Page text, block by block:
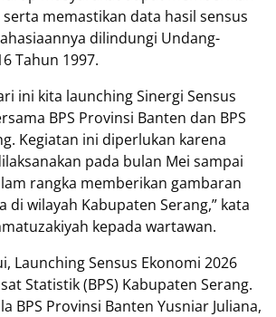
memastikan data hasil sensus
dilindungi Undang-
Tahun 1997.
ini kita launching Sinergi Sensus
BPS Provinsi Banten dan BPS
Kegiatan ini diperlukan karena
pada bulan Mei sampai
rangka memberikan gambaran
di wilayah Kabupaten Serang,” kata
kepada wartawan.
Launching Sensus Ekonomi 2026
Statistik (BPS) Kabupaten Serang.
BPS Provinsi Banten Yusniar Juliana,